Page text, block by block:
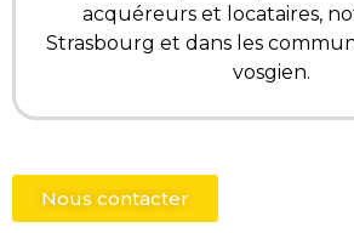
acquéreurs et locataires,
Strasbourg et dans les
vosgien.
Nous contacter